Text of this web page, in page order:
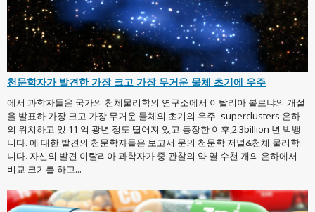
천문학자가 발견한 가장 크고 가장 무거운 물체 초기에 우주
에서 과학자들은 국가의 천체물리학의 연구소에서 이탈리아 볼로냐의 개설
을 발표하 가장 크고 가장 무거운 물체의 초기의 우주–superclusters 은하
의 위치하고 있 11 억 광년 정도 떨어져 있고 등장한 이후,2.3billion 년 빅뱅
니다. 에 대한 발견의 천문학자들은 보고서 문의 천문학 저널&천체 물리학
니다. 자신의 발견 이탈리아 과학자가 중 관찰의 약 열 수천 개의 은하에서
비교 크기를 하고...